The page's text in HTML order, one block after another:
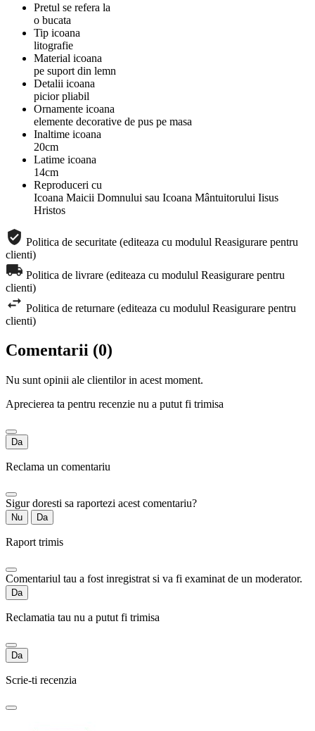
Pretul se refera la
o bucata
Tip icoana
litografie
Material icoana
pe suport din lemn
Detalii icoana
picior pliabil
Ornamente icoana
elemente decorative de pus pe masa
Inaltime icoana
20cm
Latime icoana
14cm
Reproduceri cu
Icoana Maicii Domnului sau Icoana Mântuitorului Iisus
Hristos
Politica de securitate (editeaza cu modulul Reasigurare pentru
clienti)
Politica de livrare (editeaza cu modulul Reasigurare pentru
clienti)
Politica de returnare (editeaza cu modulul Reasigurare pentru
clienti)
Comentarii (0)
Nu sunt opinii ale clientilor in acest moment.
Aprecierea ta pentru recenzie nu a putut fi trimisa
Da
Reclama un comentariu
Sigur doresti sa raportezi acest comentariu?
Nu Da
Raport trimis
Comentariul tau a fost inregistrat si va fi examinat de un moderator.
Da
Reclamatia tau nu a putut fi trimisa
Da
Scrie-ti recenzia